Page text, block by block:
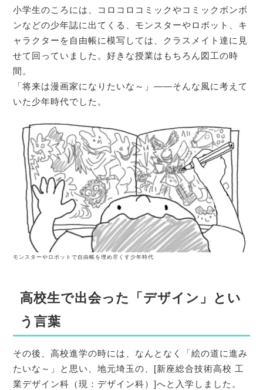
小学生のころには、コロコロコミックやコミックボンボ
ンなどの少年誌に出てくる、モンスターやロボット、キ
ャラクターを自由帳に模写しては、クラスメイト達に見
せて回っていました。好きな授業はもちろん図工の時
間。
「将来は漫画家になりたいな～」――そんな風に考えて
いた少年時代でした。
モンスターやロボットで自由帳を埋め尽くす少年時代
高校生で出会った「デザイン」とい
う言葉
その後、高校進学の時には、なんとなく「絵の道に進み
たいな～」と思い、地元埼玉の、[新座総合技術高校 工
業デザイン科（現：デザイン科）]へと入学しました。